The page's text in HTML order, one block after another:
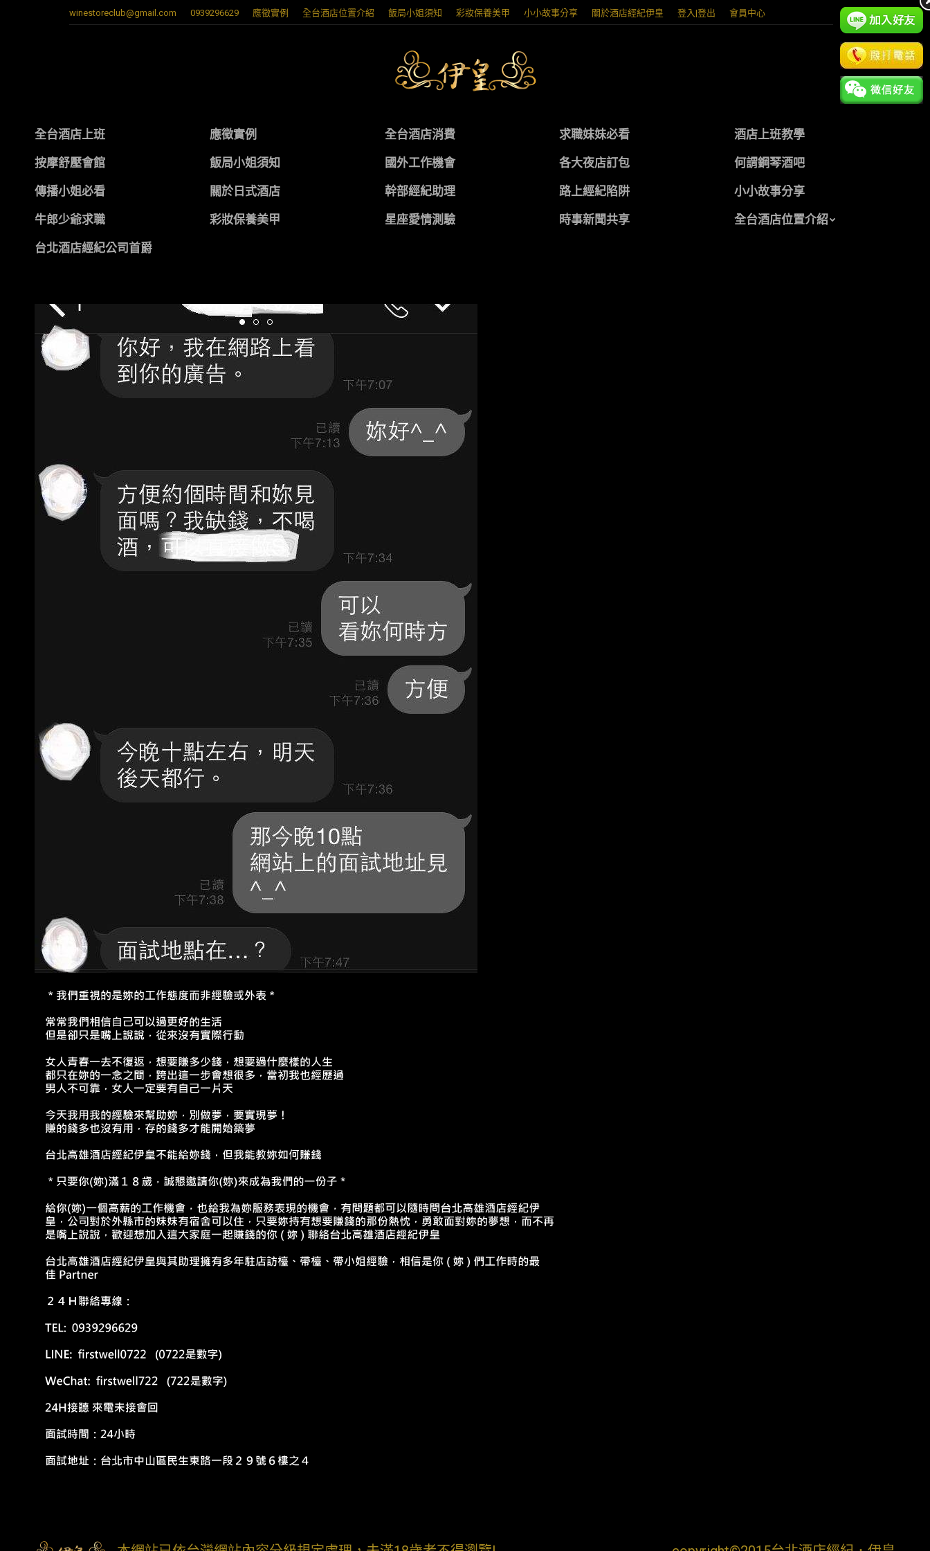
winestoreclub@gmail.com 0939296629 應徵實例 全台酒店位置介紹 飯局小姐須知 彩妝保養美甲 小小故事分享 關於酒店經紀伊皇 登入|登出 會員中心
全台酒店上班 應徵實例 全台酒店消費 求職妹妹必看 酒店上班教學
按摩舒壓會館 飯局小姐須知 國外工作機會 各大夜店訂包 何謂鋼琴酒吧
傳播小姐必看 關於日式酒店 幹部經紀助理 路上經紀陷阱 小小故事分享
牛郎少爺求職 彩妝保養美甲 星座愛情測驗 時事新聞共享 全台酒店位置介紹
台北酒店經紀公司首爵